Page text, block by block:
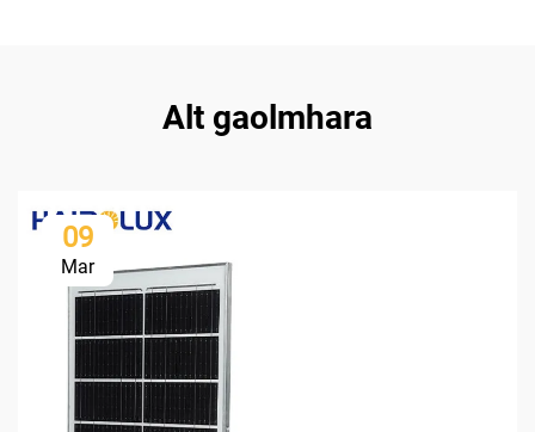
Alt gaolmhara
09
Mar